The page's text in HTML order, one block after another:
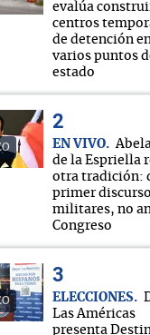
evalúa
centros
de detención
varios puntos
estado
EN VIVO
de la Espriella
otra tradición:
primer
militares, no
Congreso
ELECCIONES
Las Américas
presenta